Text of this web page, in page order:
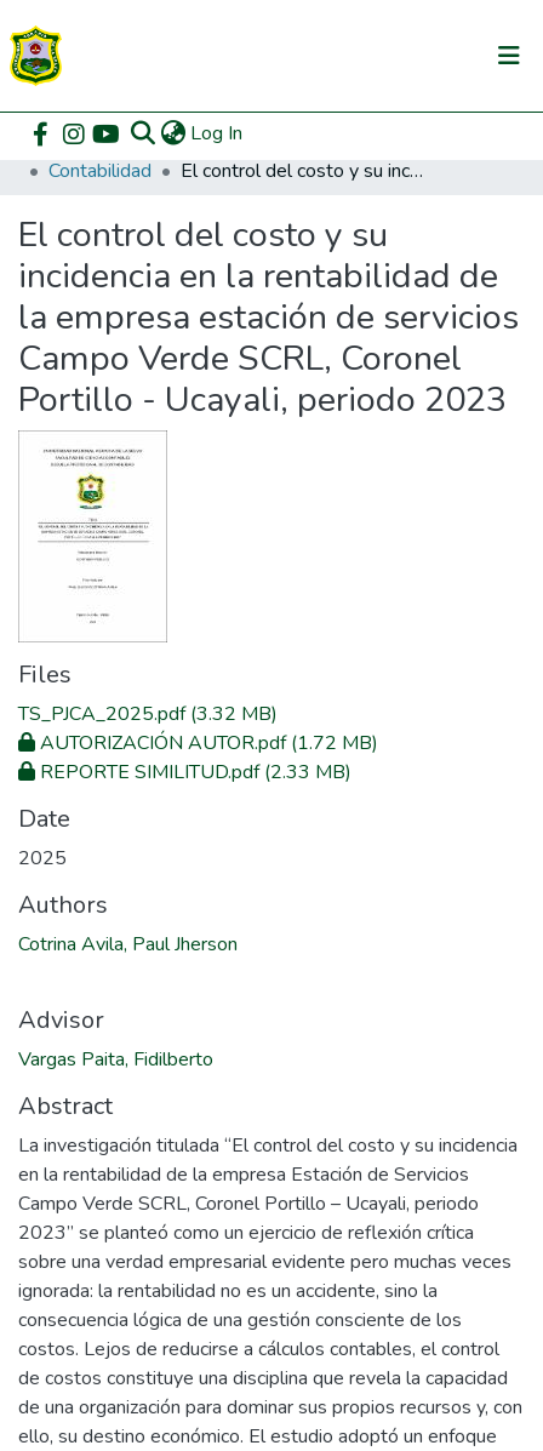
Log In
Communities & Collections
All of DSpace
DSpace Statistics
Home Pregrado
Facultad de Contabilidad
Contabilidad
El control del costo y su incidencia en la rentabilidad de la empresa estación de servicios Campo Verde SCRL, Coronel Portillo - Ucayali, periodo 2023
El control del costo y su
incidencia en la rentabilidad de
la empresa estación de servicios
Campo Verde SCRL, Coronel
Portillo - Ucayali, periodo 2023
Files
TS_PJCA_2025.pdf(3.32 MB)
AUTORIZACIÓN AUTOR.pdf(1.72 MB)
REPORTE SIMILITUD.pdf(2.33 MB)
Date
2025
Authors
Cotrina Avila, Paul Jherson
Advisor
Vargas Paita, Fidilberto
Abstract
La investigación titulada “El control del costo y su incidencia
en la rentabilidad de la empresa Estación de Servicios
Campo Verde SCRL, Coronel Portillo – Ucayali, periodo
2023” se planteó como un ejercicio de reflexión crítica
sobre una verdad empresarial evidente pero muchas veces
ignorada: la rentabilidad no es un accidente, sino la
consecuencia lógica de una gestión consciente de los
costos. Lejos de reducirse a cálculos contables, el control
de costos constituye una disciplina que revela la capacidad
de una organización para dominar sus propios recursos y, con
ello, su destino económico. El estudio adoptó un enfoque